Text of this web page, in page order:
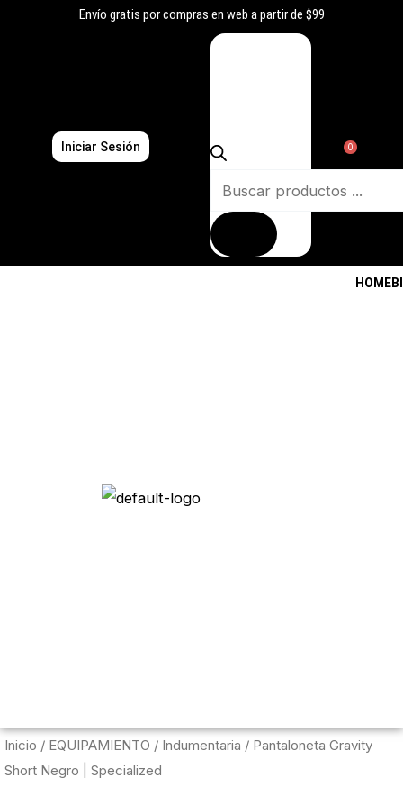
Envío gratis por compras en web a partir de $99
Iniciar Sesión
Búsqueda
0
HOME
Inicio / EQUIPAMIENTO / Indumentaria / Pantaloneta Gravity
Short Negro | Specialized